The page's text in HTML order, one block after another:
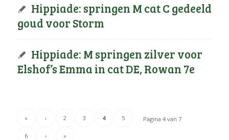
Hippiade: springen M cat C gedeeld
goud voor Storm
Hippiade: M springen zilver voor
Elshof’s Emma in cat DE, Rowan 7e
Pagina 4 van 7
« ‹ 2 3 4 5
6 › »